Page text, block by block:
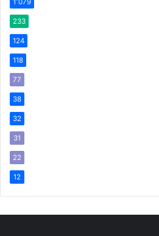
1٬079
233
124
118
77
38
32
31
22
12